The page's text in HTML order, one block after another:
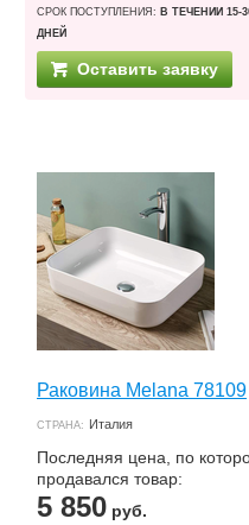
СРОК ПОСТУПЛЕНИЯ: В ТЕЧЕНИИ 15-
ДНЕЙ
Оставить заявку
Раковина Melana 78109
СТРАНА: Италия
Последняя цена, по
продавался товар:
5 850 руб.